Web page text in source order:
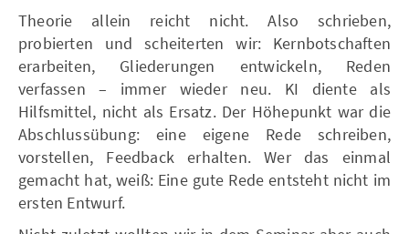
Theorie allein reicht nicht. Also schrieben,
probierten und scheiterten wir: Kernbotschaften
erarbeiten, Gliederungen entwickeln, Reden
verfassen – immer wieder neu. KI diente als
Hilfsmittel, nicht als Ersatz. Der Höhepunkt war die
Abschlussübung: eine eigene Rede schreiben,
vorstellen, Feedback erhalten. Wer das einmal
gemacht hat, weiß: Eine gute Rede entsteht nicht im
ersten Entwurf.